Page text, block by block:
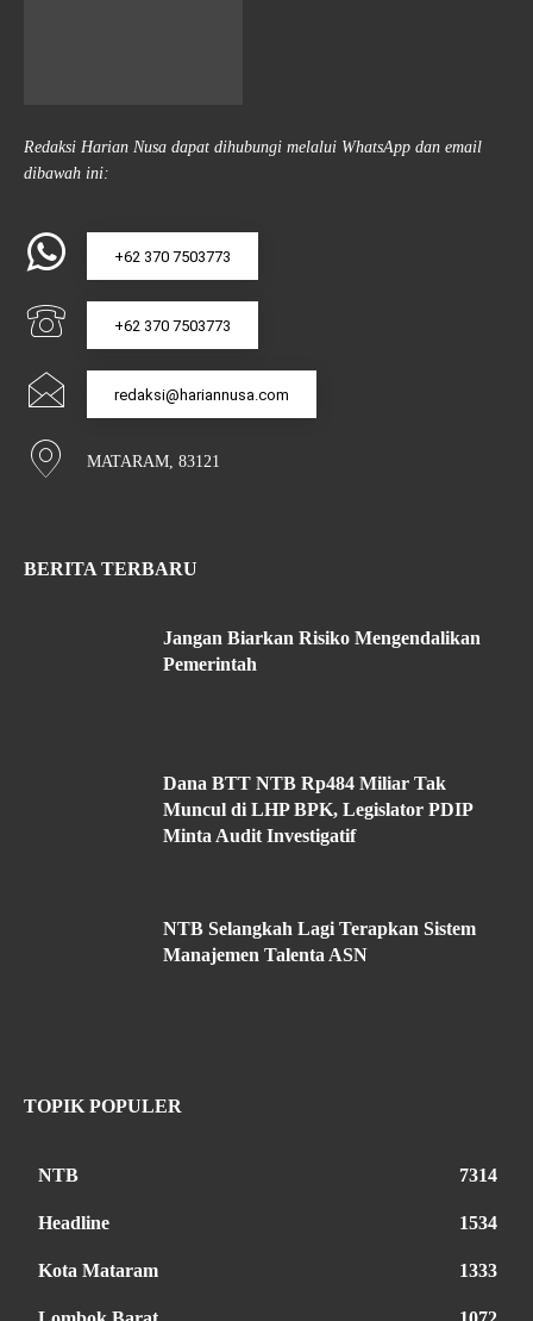
Redaksi Harian Nusa dapat dihubungi melalui WhatsApp dan email
dibawah ini:
+62 370 7503773
+62 370 7503773
redaksi@hariannusa.com
MATARAM, 83121
BERITA TERBARU
Jangan Biarkan Risiko Mengendalikan
Pemerintah
Dana BTT NTB Rp484 Miliar Tak
Muncul di LHP BPK, Legislator PDIP
Minta Audit Investigatif
NTB Selangkah Lagi Terapkan Sistem
Manajemen Talenta ASN
TOPIK POPULER
NTB 7314
Headline 1534
Kota Mataram 1333